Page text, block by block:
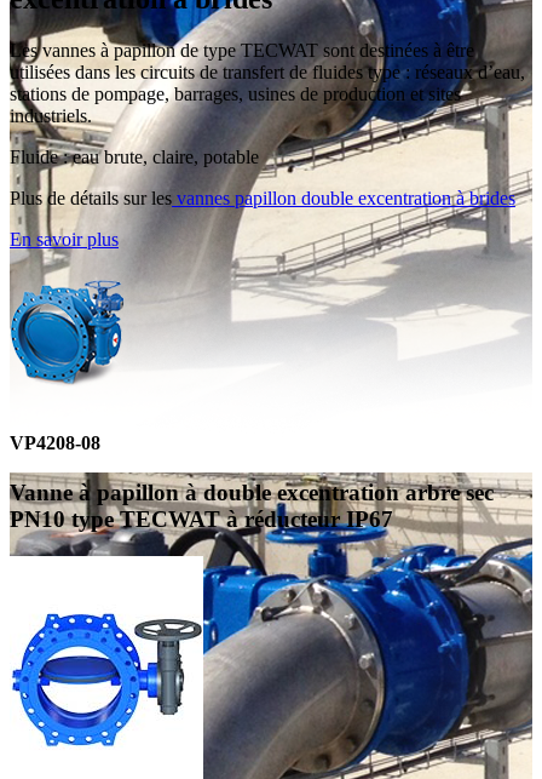
Les vannes à papillon de type TECWAT sont destinées à être
utilisées dans les circuits de transfert de fluides type : réseaux d’eau,
stations de pompage, barrages, usines de production et sites
industriels.
Fluide : eau brute, claire, potable
Plus de détails sur les vannes papillon double excentration à brides
En savoir plus
VP4208-08
Vanne à papillon à double excentration arbre sec
PN10 type TECWAT à réducteur IP67